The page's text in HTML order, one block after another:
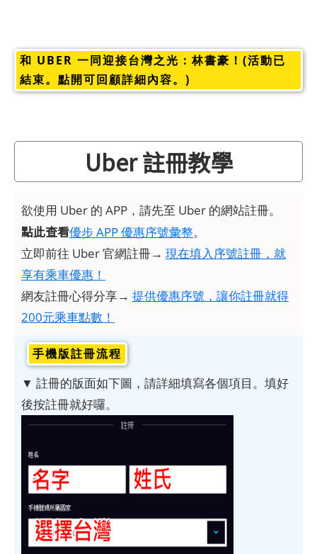
和 UBER 一同迎接台灣之光：林書豪！(活動已
結束。點開可回顧詳細內容。)
Uber 註冊教學
欲使用 Uber 的 APP，請先至 Uber 的網站註冊。
點此查看優步 APP 優惠序號彙整。
立即前往 Uber 官網註冊→ 現在填入序號註冊，就
享有乘車優惠！
網友註冊心得分享→ 提供優惠序號，讓你註冊就得
200元乘車點數！
手機版註冊流程
▼ 註冊的版面如下圖，請詳細填寫各個項目。填好
後按註冊就好囉。